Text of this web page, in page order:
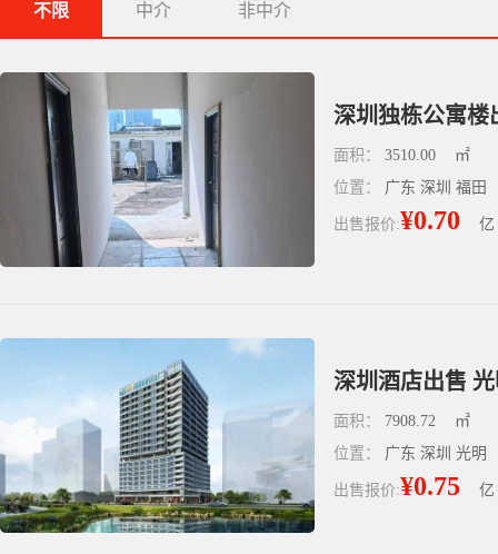
不限 中介 非中介
深圳独栋公寓楼
面积： 3510.00
㎡
位置： 广东 深圳 福田
出售报价:¥0.70 亿
深圳酒店出售
面积： 7908.72
㎡
位置： 广东 深圳 光明
出售报价:¥0.75 亿